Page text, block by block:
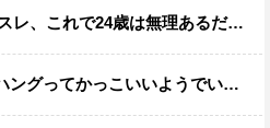
、これで24歳は無理あるだろ…
いいようでいて実は全然かっこよくないのでは？